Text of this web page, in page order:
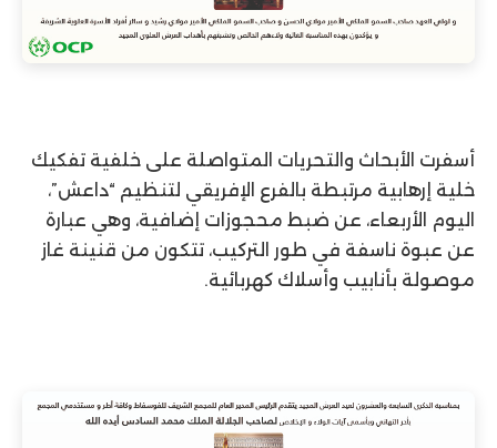
أسفرت الأبحاث والتحريات المتواصلة على خلفية تفكيك
خلية إرهابية مرتبطة بالفرع الإفريقي لتنظيم “داعش”،
اليوم الأربعاء، عن ضبط محجوزات إضافية، وهي عبارة
عن عبوة ناسفة في طور التركيب، تتكون من قنينة غاز
موصولة بأنابيب وأسلاك كهربائية.